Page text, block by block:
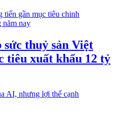
thuỷ sản Việt
tiêu xuất khẩu 12 tỷ